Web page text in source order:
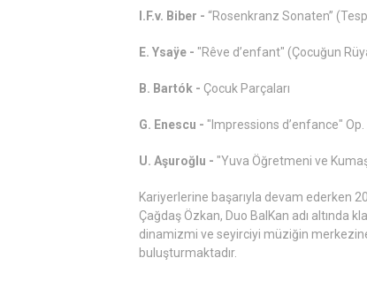
I.F.v. Biber - “Rosenkranz Sonaten”
E. Ysaÿe - "Rêve d’enfant" (Çocuğun
B. Bartók - Çocuk Parçaları
G. Enescu - "Impressions d’enfance"
U. Aşuroğlu - "Yuva Öğretmeni ve
Kariyerlerine başarıyla devam ederken
Çağdaş Özkan, Duo BalKan adı altında
dinamizmi ve seyirciyi müziğin
buluşturmaktadır.